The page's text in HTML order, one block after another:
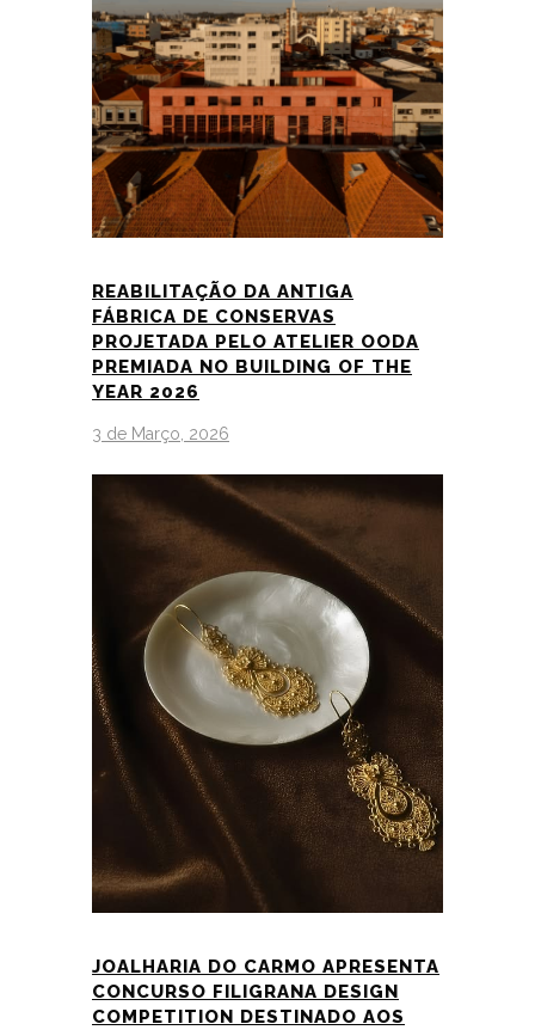
REABILITAÇÃO DA ANTIGA
FÁBRICA DE CONSERVAS
PROJETADA PELO ATELIER OODA
PREMIADA NO BUILDING OF THE
YEAR 2026
3 de Março, 2026
JOALHARIA DO CARMO APRESENTA
CONCURSO FILIGRANA DESIGN
COMPETITION DESTINADO AOS